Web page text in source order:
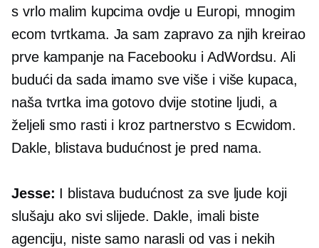
s vrlo malim kupcima ovdje u Europi, mnogim
ecom tvrtkama. Ja sam zapravo za njih kreirao
prve kampanje na Facebooku i AdWordsu. Ali
budući da sada imamo sve više i više kupaca,
naša tvrtka ima gotovo dvije stotine ljudi, a
željeli smo rasti i kroz partnerstvo s Ecwidom.
Dakle, blistava budućnost je pred nama.
Jesse: I blistava budućnost za sve ljude koji
slušaju ako svi slijede. Dakle, imali biste
agenciju, niste samo narasli od vas i nekih